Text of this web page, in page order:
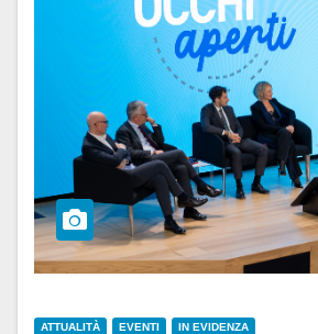
ATTUALITÀ EVENTI IN EVIDENZA